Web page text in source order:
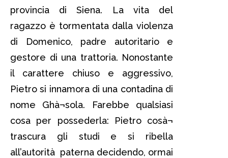
provincia di Siena. La vita del
ragazzo è tormentata dalla violenza
di Domenico, padre autoritario e
gestore di una trattoria. Nonostante
il carattere chiuso e aggressivo,
Pietro si innamora di una contadina di
nome Ghà¬sola. Farebbe qualsiasi
cosa per possederla: Pietro cosà¬
trascura gli studi e si ribella
all’autorità paterna decidendo, ormai